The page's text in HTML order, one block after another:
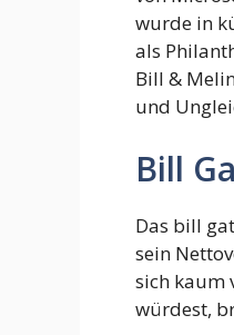
wurde in
als
Bill &
und
Bill
Das bill
sein
sich kaum
würdest,